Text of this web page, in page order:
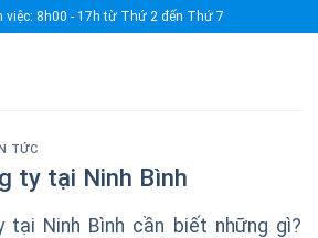
việc: 8h00 - 17h từ Thứ 2 đến Thứ 7
TỨC
ty tại Ninh Bình
tại Ninh Bình cần biết những gì?